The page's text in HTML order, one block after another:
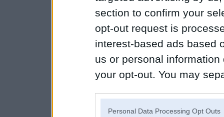
section to confirm your
opt-out request is
interest-based ads based
us or personal
your opt-out. You may
Personal Data Processing Opt Outs